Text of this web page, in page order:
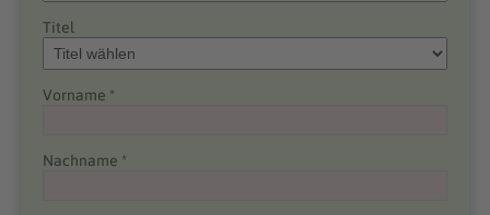
Titel
Vorname *
Nachname *